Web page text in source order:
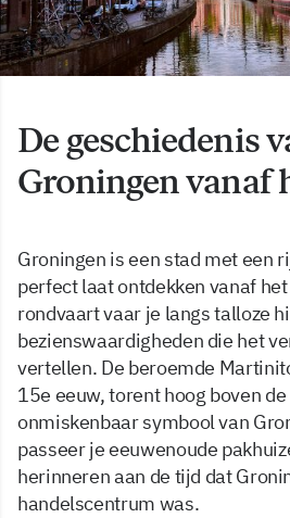
De geschiedenis
Groningen vanaf
Groningen is een stad met een
perfect laat ontdekken vanaf
rondvaart vaar je langs talloze
bezienswaardigheden die het
vertellen. De beroemde
15e eeuw, torent hoog boven
onmiskenbaar symbool van
passeer je eeuwenoude
herinneren aan de tijd dat
handelscentrum was.